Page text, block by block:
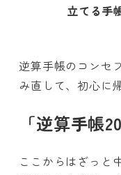
立てる手
逆算手帳のコンセ
み直して、初心に
「逆算手帳
ここからはざっと